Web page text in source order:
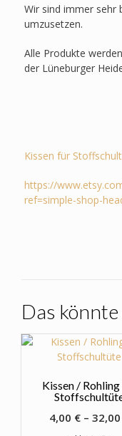
Wir sind immer sehr
umzusetzen.
Alle Produkte
der Lüneburger
Kissen für
https://
ref=simple-shop-
Das
Kissen /
4,00 €– 32,00